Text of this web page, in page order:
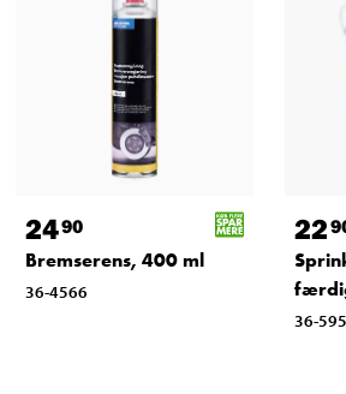
2490
Bremserens, 400 ml
36-4566
22
36-